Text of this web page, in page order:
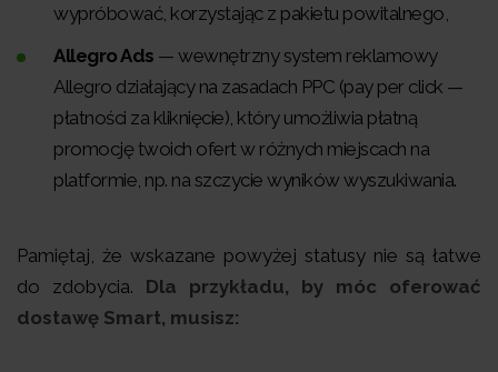
wypróbować, korzystając z pakietu powitalnego,
Allegro Ads — wewnętrzny system reklamowy
Allegro działający na zasadach PPC (pay per click —
płatności za kliknięcie), który umożliwia płatną
promocję twoich ofert w różnych miejscach na
platformie, np. na szczycie wyników wyszukiwania.
Pamiętaj, że wskazane powyżej statusy nie są łatwe
do zdobycia.
Dla przykładu, by móc oferować
dostawę Smart, musisz: